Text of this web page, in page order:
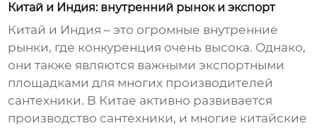
Китай и Индия: внутренний рынок и экспорт
Китай и Индия – это огромные внутренние
рынки, где конкуренция очень высока. Однако,
они также являются важными экспортными
площадками для многих производителей
сантехники. В Китае активно развивается
производство сантехники, и многие китайские